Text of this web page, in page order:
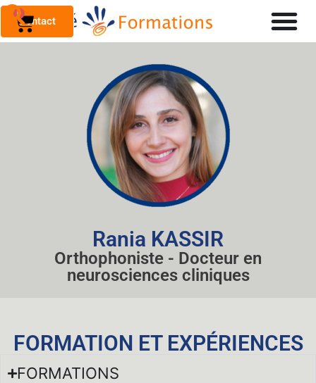
Contact
0
Rania KASSIR
Orthophoniste - Docteur en
neurosciences cliniques
FORMATION ET EXPÉRIENCES
FORMATIONS